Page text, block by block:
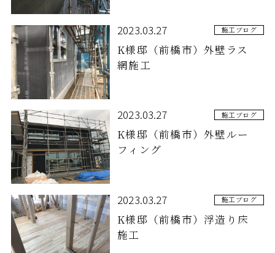
2023.03.27
K様邸（前橋市）外壁ラス
網施工
施工ブログ
2023.03.27
K様邸（前橋市）外壁ルー
フィング
施工ブログ
2023.03.27
K様邸（前橋市）浮造り床
施工
施工ブログ